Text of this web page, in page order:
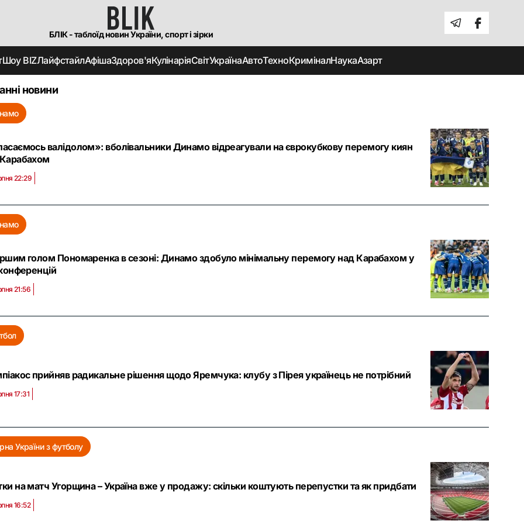
БЛІК - таблоїд новин України, спорт і зірки
Шоу BIZЛайфстайлАфішаЗдоров'яКулінаріяСвітУкраїнаАвтоТехноКриміналНаукаАзарт
новини
валідолом»: вболівальники Динамо відреагували на єврокубкову перемогу киян
22:29
голом Пономаренка в сезоні: Динамо здобуло мінімальну перемогу над Карабахом у
конференцій
21:56
прийняв радикальне рішення щодо Яремчука: клубу з Пірея українець не потрібний
17:31
України з футболу
на матч Угорщина – Україна вже у продажу: скільки коштують перепустки та як придбати
16:52